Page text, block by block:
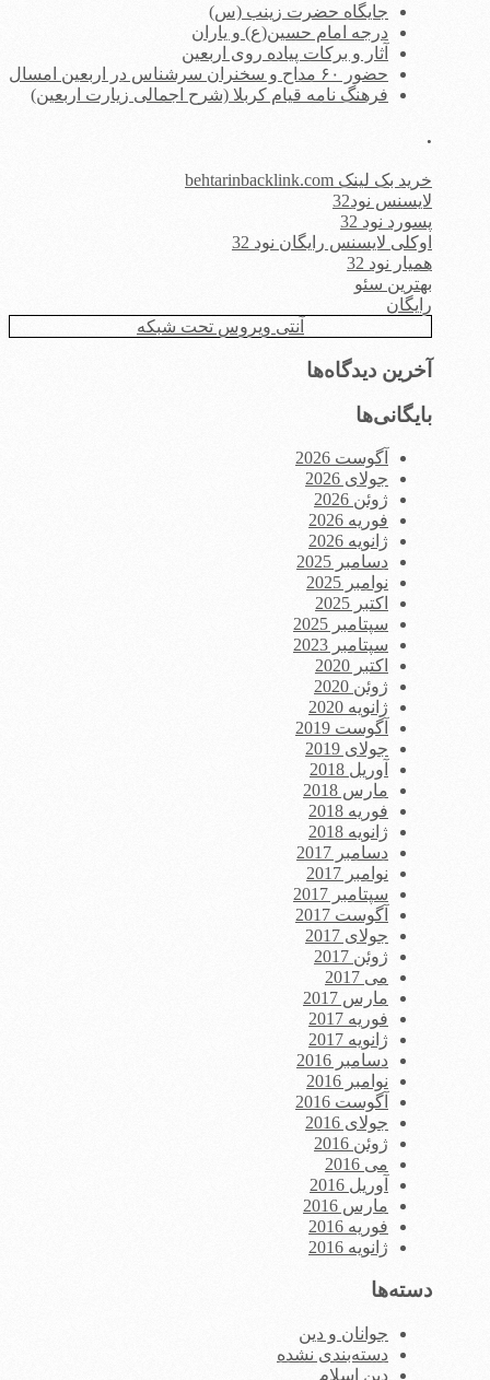
جایگاه حضرت زینب (س)
درجه امام حسین(ع) و یاران
آثار و برکات پیاده روی اربعین
حضور ۶۰ مداح و سخنران سرشناس در اربعین امسال
فرهنگ نامه قیام کربلا (شرح اجمالی زیارت اربعین)
.
خرید بک لینک behtarinbacklink.com
لایسنس نود32
پسورد نود 32
اوکلی لایسنس رایگان نود 32
همیار نود 32
بهترین سئو
رایگان
آنتی ویروس تحت شبکه
آخرین دیدگاه‌ها
بایگانی‌ها
آگوست 2026
جولای 2026
ژوئن 2026
فوریه 2026
ژانویه 2026
دسامبر 2025
نوامبر 2025
اکتبر 2025
سپتامبر 2025
سپتامبر 2023
اکتبر 2020
ژوئن 2020
ژانویه 2020
آگوست 2019
جولای 2019
آوریل 2018
مارس 2018
فوریه 2018
ژانویه 2018
دسامبر 2017
نوامبر 2017
سپتامبر 2017
آگوست 2017
جولای 2017
ژوئن 2017
می 2017
مارس 2017
فوریه 2017
ژانویه 2017
دسامبر 2016
نوامبر 2016
آگوست 2016
جولای 2016
ژوئن 2016
می 2016
آوریل 2016
مارس 2016
فوریه 2016
ژانویه 2016
دسته‌ها
جوانان و دین
دسته‌بندی نشده
دین اسلام